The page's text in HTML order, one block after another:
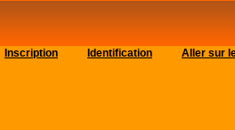
Inscription Identification Aller sur